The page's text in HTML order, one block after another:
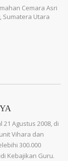
Cemara Asri
Sumatera Utara
Agustus 2008, di
Vihara dan
300.000
Kebajikan Guru.